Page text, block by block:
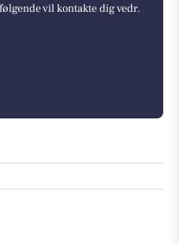
vil kontakte dig vedr.